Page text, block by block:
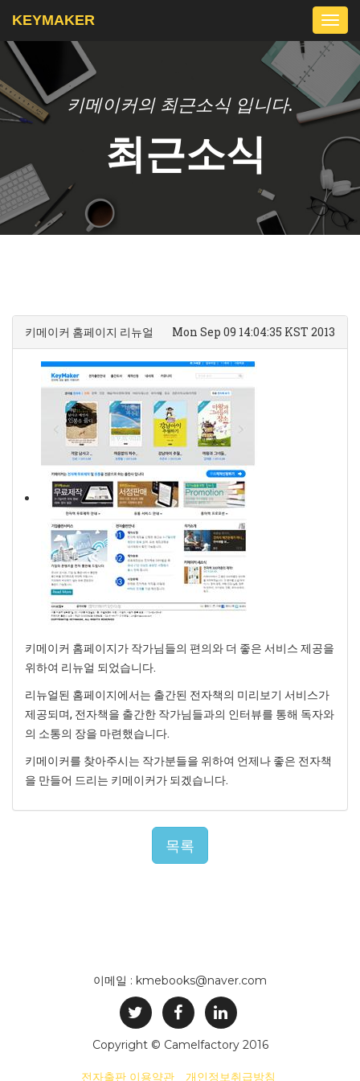
KEYMAKER
키메이커의 최근소식 입니다.
최근소식
키메이커 홈페이지 리뉴얼 Mon Sep 09 14:04:35 KST 2013
키메이커 홈페이지가 작가님들의 편의와 더 좋은 서비스 제공을
위하여 리뉴얼 되었습니다.
리뉴얼된 홈페이지에서는 출간된 전자책의 미리보기 서비스가
제공되며, 전자책을 출간한 작가님들과의 인터뷰를 통해 독자와
의 소통의 장을 마련했습니다.
키메이커를 찾아주시는 작가분들을 위하여 언제나 좋은 전자책
을 만들어 드리는 키메이커가 되겠습니다.
목록
이메일 : kmebooks@naver.com
Copyright © Camelfactory 2016
전자출판 이용약관 개인정보취급방침